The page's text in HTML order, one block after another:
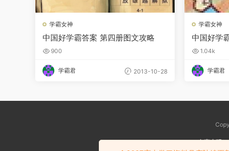
学霸女神
中国好学霸答案 第四册图文攻略
900
学霸君 2013-10-28
学霸女神
中国好学
1.04k
学霸君
免责声明：